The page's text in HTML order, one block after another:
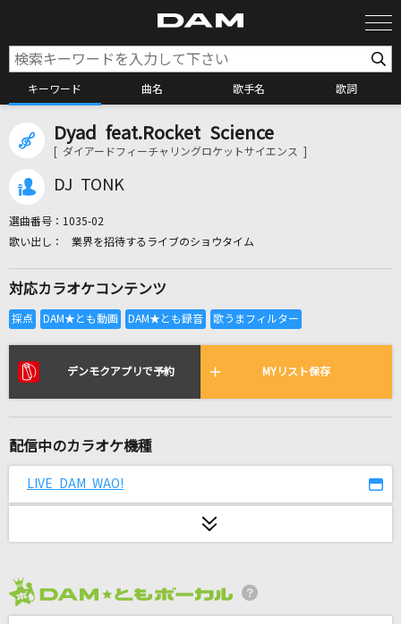
キーワード 曲名 歌手名 歌詞
カラオケ検索
全国りれき
リアルタイムで歌われている曲の一覧
ONENESS
Trigger
Dyad feat.Rocket Science
[ ダイアードフィーチャリングロケットサイエンス ]
DJ TONK
選曲番号： 1035-02
業界を招待するライブのショウタイム
対応カラオケコンテンツ
デンモクアプリで予約 MYリスト保存
配信中のカラオケ機種
LIVE DAM WAO!